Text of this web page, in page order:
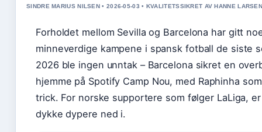
SINDRE MARIUS NILSEN • 2026-05-03 • KVALITETSSIKRET AV HANNE
Forholdet mellom Sevilla og Barcelona har gitt
minneverdige kampene i spansk fotball de siste
2026 ble ingen unntak – Barcelona sikret en
hjemme på Spotify Camp Nou, med Raphinha
trick. For norske supportere som følger LaLiga,
dykke dypere ned i.